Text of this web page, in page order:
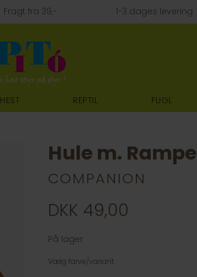
Fragt fra 39,- 1-3 dages levering
HEST REPTIL FUGL
Hule m. Rampe
COMPANION
DKK 49,00
På lager
Vælg farve/variant: